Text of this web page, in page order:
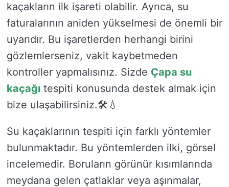
kaçakların ilk işareti olabilir. Ayrıca, su
faturalarının aniden yükselmesi de önemli bir
uyarıdır. Bu işaretlerden herhangi birini
gözlemlerseniz, vakit kaybetmeden
kontroller yapmalısınız. Sizde Çapa su
kaçağı tespiti konusunda destek almak için
bize ulaşabilirsiniz.🛠️💧
Su kaçaklarının tespiti için farklı yöntemler
bulunmaktadır. Bu yöntemlerden ilki, görsel
incelemedir. Boruların görünür kısımlarında
meydana gelen çatlaklar veya aşınmalar,